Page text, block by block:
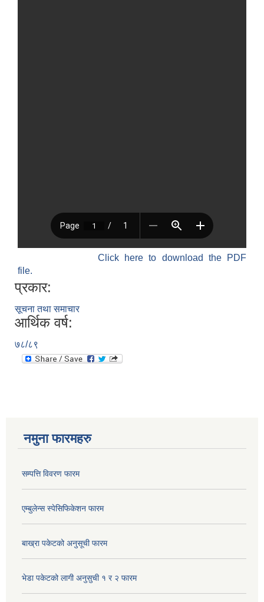
Click here to download the PDF
file.
प्रकार:
सूचना तथा समाचार
आर्थिक वर्ष:
७८/८९
नमुना फारमहरु
सम्पत्ति विवरण फारम
एम्बुलेन्स स्पेसिफिकेशन फारम
बाख्रा पकेटको अनुसूची फारम
भेडा पकेटको लागी अनुसुची १ र २ फारम